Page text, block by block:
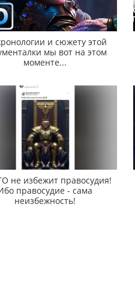
и сюжету этой
мы вот на этом
моменте...
не избежит правосудия!
правосудие - сама
неизбежность!